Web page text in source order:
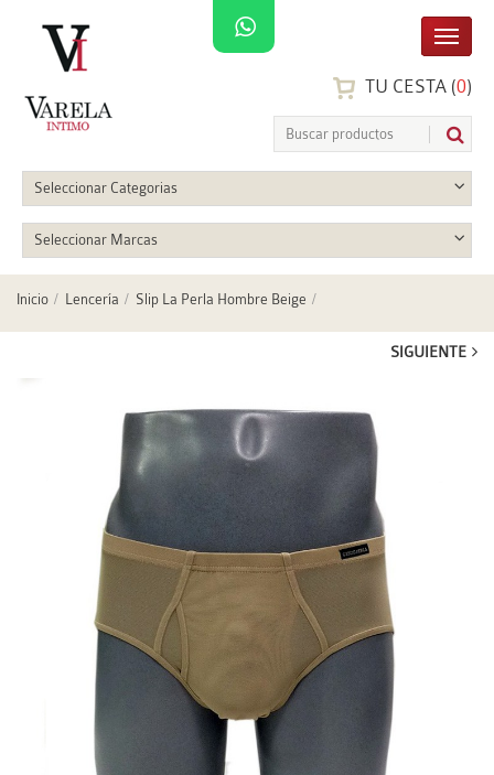
TU CESTA (0)
Seleccionar Categorias
Seleccionar Marcas
Inicio Lencería Slip La Perla Hombre Beige
SIGUIENTE